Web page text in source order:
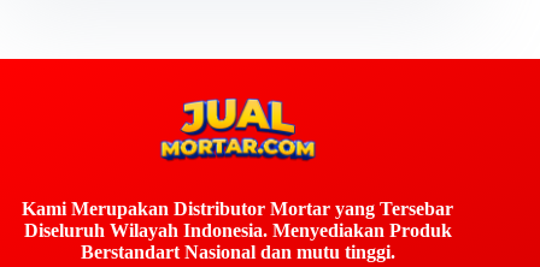
Kami Merupakan Distributor Mortar yang Tersebar
Diseluruh Wilayah Indonesia. Menyediakan Produk
Berstandart Nasional dan mutu tinggi.